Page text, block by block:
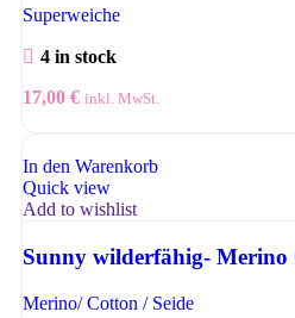
Superweiche
4 in stock
17,00 € inkl. MwSt.
In den Warenkorb
Quick view
Add to wishlist
Sunny wilderfähig- Merino
Merino/ Cotton / Seide